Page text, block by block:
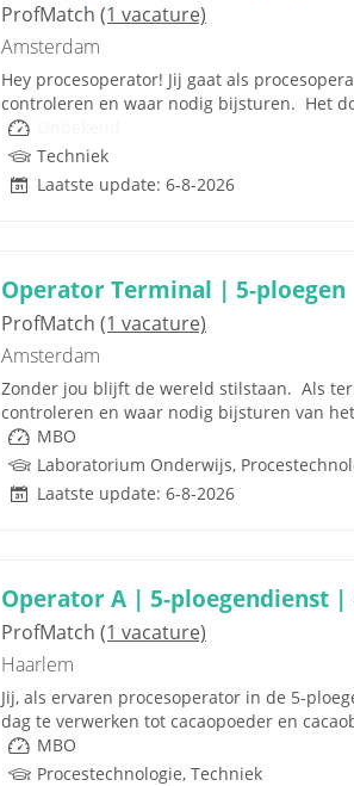
ProfMatch (1 vacature)
Amsterdam
Hey procesoperator! Jij gaat als
controleren en waar nodig bijsturen. Het
Techniek
Laatste update: 6-8-2026
Operator Terminal | 5-ploegen
ProfMatch (1 vacature)
Amsterdam
Zonder jou blijft de wereld stilstaan. Als
controleren en waar nodig bijsturen van
MBO
Laatste update: 6-8-2026
Operator A | 5-ploegendienst |
ProfMatch (1 vacature)
Haarlem
Jij, als ervaren procesoperator in de 5-
dag te verwerken tot cacaopoeder en
MBO
Procestechnologie, Techniek